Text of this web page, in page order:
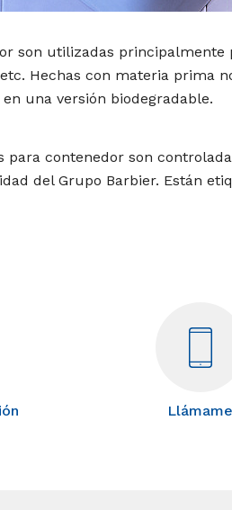
son utilizadas principalmente
Hechas con materia prima
una versión biodegradable.
para contenedor son
del Grupo Barbier. Están
Llámame